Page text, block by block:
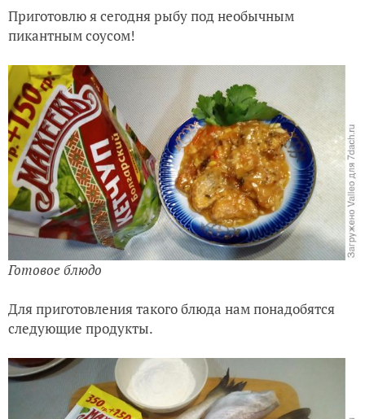
Приготовлю я сегодня рыбу под необычным
пикантным соусом!
Готовое блюдо
Для приготовления такого блюда нам понадобятся
следующие продукты.